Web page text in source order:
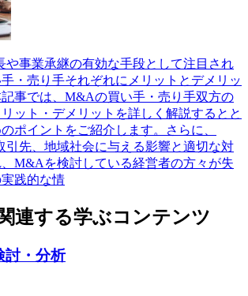
や事業承継の有効な手段として注目され
・売り手それぞれにメリットとデメリッ
記事では、M&Aの買い手・売り手双方の
ット・デメリットを詳しく解説するとと
ポイントをご紹介します。さらに、
引先、地域社会に与える影響と適切な対
M&Aを検討している経営者の方々が失
践的な情
連する学ぶコンテンツ
討・分析